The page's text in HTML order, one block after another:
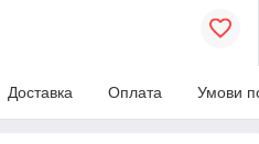
Доставка Оплата Умови